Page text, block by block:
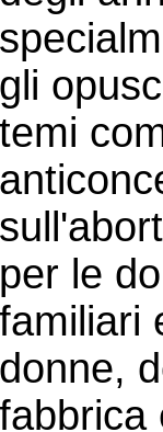
gli
temi
per le
familiari
donne,
fabbrica